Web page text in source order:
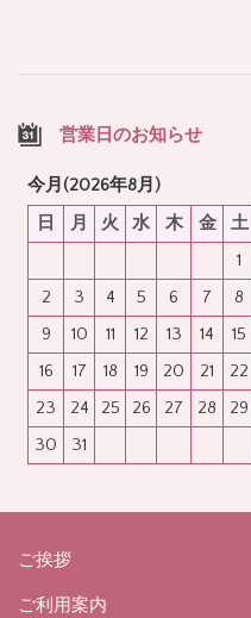
営業日のお知らせ
今月(2026年8月)
日
月 火 水 木 金
土
1
2
3 4 5 6 7
8
9
10 11 12 13 14
15
16
17 18 19 20 21
22
23
24 25 26 27 28
29
30
31
ご挨拶
ご利用案内